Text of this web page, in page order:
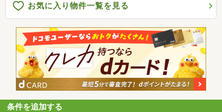
お気に入り物件一覧を見る
条件を追加する